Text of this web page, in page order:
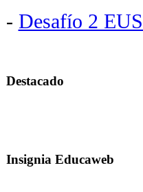
- Desafío 2
Destacado
Insignia Educaweb